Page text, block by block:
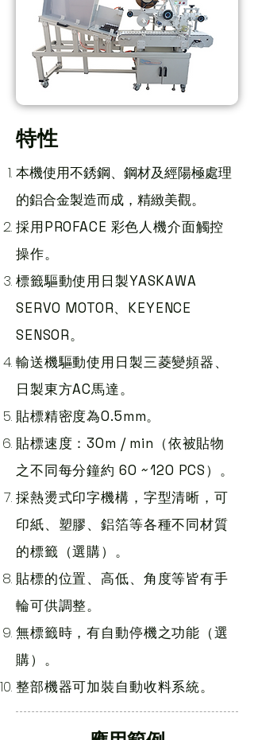
特性
本機使用不銹鋼、鋼材及經陽極處理
的鋁合金製造而成，精緻美觀。
採用PROFACE 彩色人機介面觸控
操作。
標籤驅動使用日製YASKAWA
SERVO MOTOR、KEYENCE
SENSOR。
輸送機驅動使用日製三菱變頻器、
日製東方AC馬達。
貼標精密度為0.5mm。
貼標速度：30m / min（依被貼物
之不同每分鐘約 60 ~120 PCS）。
採熱燙式印字機構，字型清晰，可
印紙、塑膠、鋁箔等各種不同材質
的標籤（選購）。
貼標的位置、高低、角度等皆有手
輪可供調整。
無標籤時，有自動停機之功能（選
購）。
整部機器可加裝自動收料系統。